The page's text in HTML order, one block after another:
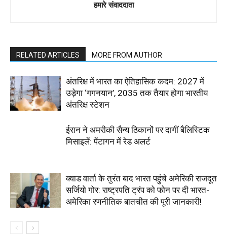
हमारे संवाददाता
RELATED ARTICLES MORE FROM AUTHOR
अंतरिक्ष में भारत का ऐतिहासिक कदम: 2027 में
उड़ेगा ‘गगनयान’, 2035 तक तैयार होगा भारतीय
अंतरिक्ष स्टेशन
ईरान ने अमरीकी सैन्य ठिकानों पर दागीं बैलिस्टिक
मिसाइलें: पेंटागन में रेड अलर्ट
क्वाड वार्ता के तुरंत बाद भारत पहुंचे अमेरिकी राजदूत
सर्जियो गोर: राष्ट्रपति ट्रंप को फोन पर दी भारत-
अमेरिका रणनीतिक बातचीत की पूरी जानकारी!